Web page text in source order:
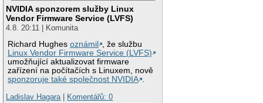
NVIDIA sponzorem služby Linux
Vendor Firmware Service (LVFS)
4.8. 20:11 | Komunita
Richard Hughesoznámil
, že službu
Linux Vendor Firmware Service (LVFS)
umožňující aktualizovat firmware
zařízení na počítačích s Linuxem, nově
sponzoruje také společnost NVIDIA .
Ladislav Hagara| Komentářů: 0